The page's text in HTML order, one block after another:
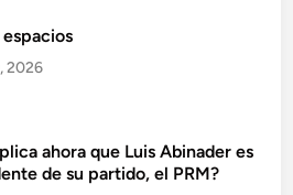
2026
ahora que Luis Abinader es
de su partido, el PRM?